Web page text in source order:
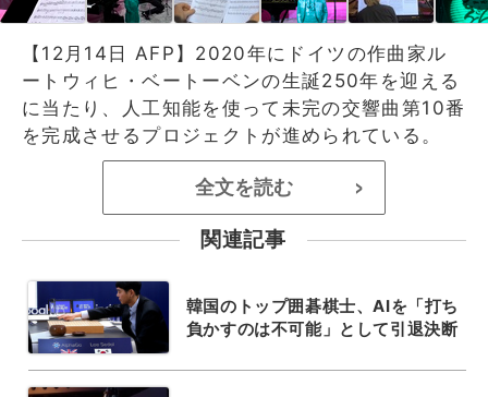
【12月14日 AFP】2020年にドイツの作曲家ル
ートウィヒ・ベートーベンの生誕250年を迎える
に当たり、人工知能を使って未完の交響曲第10番
を完成させるプロジェクトが進められている。
全文を読む >
関連記事
韓国のトップ囲碁棋士、AIを「打ち
負かすのは不可能」として引退決断